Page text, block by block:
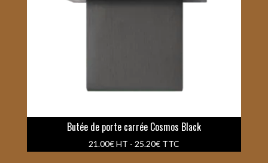
Butée de porte carrée Cosmos Black
21.00€HT - 25.20€TTC